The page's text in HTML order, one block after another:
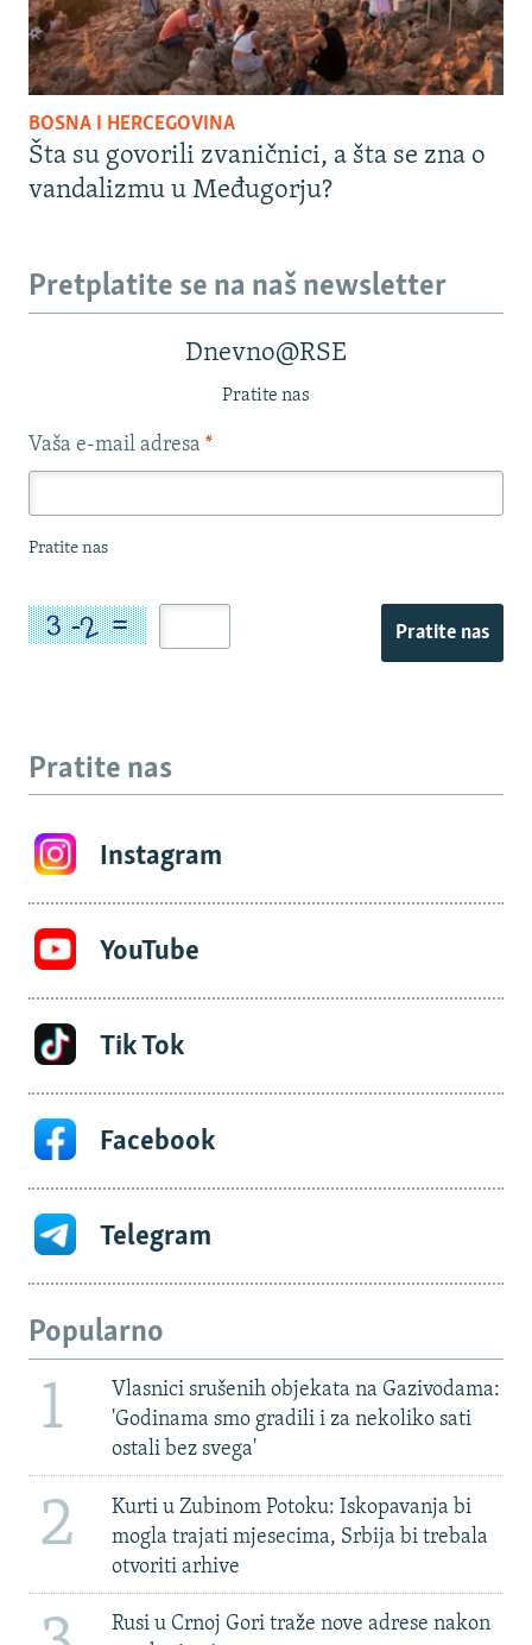
BOSNA I HERCEGOVINA
Šta su govorili zvaničnici, a šta se zna o
vandalizmu u Međugorju?
Pretplatite se na naš newsletter
Dnevno@RSE
Pratite nas
Vaša e-mail adresa *
Pratite nas
Pratite nas
Pratite nas
Instagram
YouTube
Tik Tok
Facebook
Telegram
Popularno
1
Vlasnici srušenih objekata na Gazivodama:
'Godinama smo gradili i za nekoliko sati
ostali bez svega'
2
Kurti u Zubinom Potoku: Iskopavanja bi
mogla trajati mjesecima, Srbija bi trebala
otvoriti arhive
Rusi u Crnoj Gori traže nove adrese nakon